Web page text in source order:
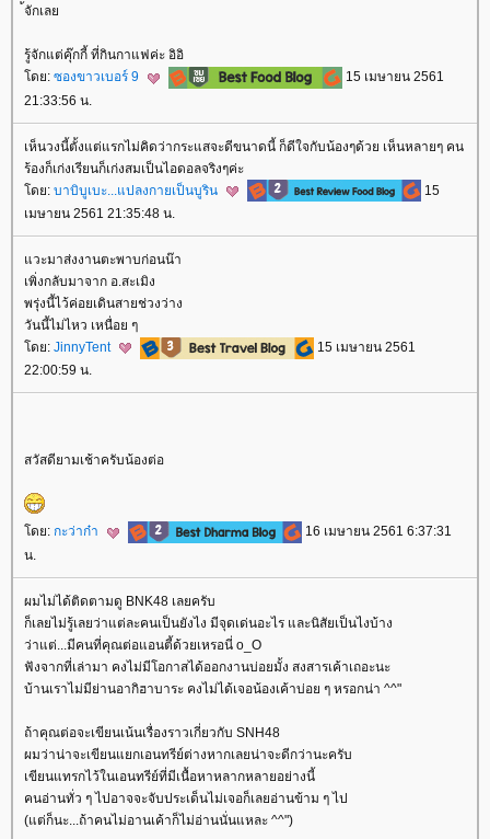
้จักเล
รู้จักแต่คุ๊กกี้ ที่กินกาแฟค่ะ อิอิ
ดย: ซองขาวเบอร์ 9
15 เมษายน 2561
21:33:56 น.
เห็นวงนี้ตั้งแต่แรกไม่คิดว่ากระแสจะดีขนาดนี้ ก็ดีใจกับน้องๆด้วย เห็นหลายๆ คน
ร้องก็เก่งเรียนก็เก่งสมเป็นไอดอลจริงๆค่ะ
ดย: บาบิบูเบะ...แปลงกายเป็นบูริน
15
เมษายน 2561 21:35:48 น.
วะมาส่งงานตะพาบก่อนน๊า
เพิ่งกลับมาจาก อ.สะเมิง
พรุ่งนี้ไว้ค่อยเดินสายช่วงว่าง
วันนี้ไม่ไหว เหนื่อย ๆ
ดย: JinnyTent
15 เมษายน 2561
22:00:59 น.
สวัสดียามเช้าครับน้องต่อ
ดย: กะว่าก๋า
16 เมษายน 2561 6:37:31
น.
ผมไม่ได้ติดตามดู BNK48 เลยครับ
ก็เลยไม่รู้เลยว่าแต่ละคนเป็นยังไง มีจุดเด่นอะไร และนิสัยเป็นไงบ้าง
ว่าแต่...มีคนที่คุณต่อแอนตี้ด้วยเหรอนี่ o_O
ฟังจากที่เล่ามา คงไม่มีโอกาสได้ออกงานบ่อยมั้ง สงสารเค้าเถอะนะ
บ้านเราไม่มีย่านอากิฮาบาระ คงไม่ได้เจอน้องเค้าบ่อย ๆ หรอกน่า ^^"
ถ้าคุณต่อจะเขียนเน้นเรื่องราวเกี่ยวกับ SNH48
ผมว่าน่าจะเขียนแยกเอนทรีย์ต่างหากเลยน่าจะดีกว่านะครับ
เขียนแทรกไว้ในเอนทรีย์ที่มีเนื้อหาหลากหลายอย่างนี้
คนอ่านทั่ว ๆ ไปอาจจะจับประเด็นไม่เจอก็เลยอ่านข้าม ๆ ไป
(แต่ก็นะ...ถ้าคนไม่อานเค้าก็ไม่อ่านนั่นแหละ ^^")